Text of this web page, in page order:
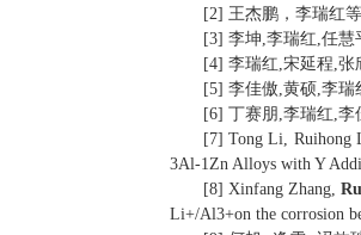
[2] 王杰鹏，李瑞红等
[3] 李坤 李瑞红 任慧
[4] 李瑞红 宋延程 张
[5] 李佳傲 黄硕 李瑞
[6] 丁赛朋 李瑞红 李
[7]Tong Li, Ruihong
3Al-1Zn Alloys with Y
[8] Xinfang Zhang,
Li+/Al3+on the corrosion